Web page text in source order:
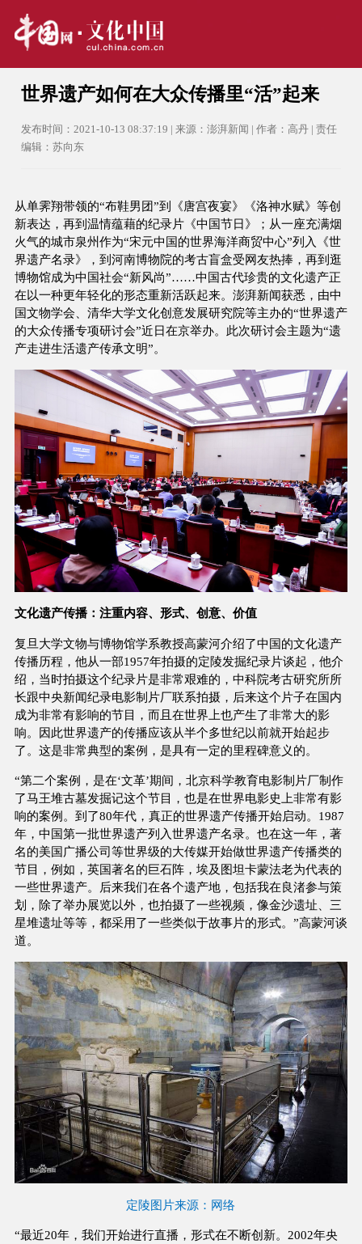
世界遗产如何在大众传播里“活”起来
发布时间：2021-10-13 08:37:19 | 来源：澎湃新闻 | 作者：高丹 | 责任
编辑：苏向东
从单霁翔带领的“布鞋男团”到《唐宫夜宴》《洛神水赋》等创
新表达，再到温情蕴藉的纪录片《中国节日》；从一座充满烟
火气的城市泉州作为“宋元中国的世界海洋商贸中心”列入《世
界遗产名录》，到河南博物院的考古盲盒受网友热捧，再到逛
博物馆成为中国社会“新风尚”……中国古代珍贵的文化遗产正
在以一种更年轻化的形态重新活跃起来。澎湃新闻获悉，由中
国文物学会、清华大学文化创意发展研究院等主办的“世界遗产
的大众传播专项研讨会”近日在京举办。此次研讨会主题为“遗
产走进生活遗产传承文明”。
文化遗产传播：注重内容、形式、创意、价值
复旦大学文物与博物馆学系教授高蒙河介绍了中国的文化遗产
传播历程，他从一部1957年拍摄的定陵发掘纪录片谈起，他介
绍，当时拍摄这个纪录片是非常艰难的，中科院考古研究所所
长跟中央新闻纪录电影制片厂联系拍摄，后来这个片子在国内
成为非常有影响的节目，而且在世界上也产生了非常大的影
响。因此世界遗产的传播应该从半个多世纪以前就开始起步
了。这是非常典型的案例，是具有一定的里程碑意义的。
“第二个案例，是在‘文革’期间，北京科学教育电影制片厂制作
了马王堆古墓发掘记这个节目，也是在世界电影史上非常有影
响的案例。到了80年代，真正的世界遗产传播开始启动。1987
年，中国第一批世界遗产列入世界遗产名录。也在这一年，著
名的美国广播公司等世界级的大传媒开始做世界遗产传播类的
节目，例如，英国著名的巨石阵，埃及图坦卡蒙法老为代表的
一些世界遗产。后来我们在各个遗产地，包括我在良渚参与策
划，除了举办展览以外，也拍摄了一些视频，像金沙遗址、三
星堆遗址等等，都采用了一些类似于故事片的形式。”高蒙河谈
道。
定陵图片来源：网络
“最近20年，我们开始进行直播，形式在不断创新。2002年央